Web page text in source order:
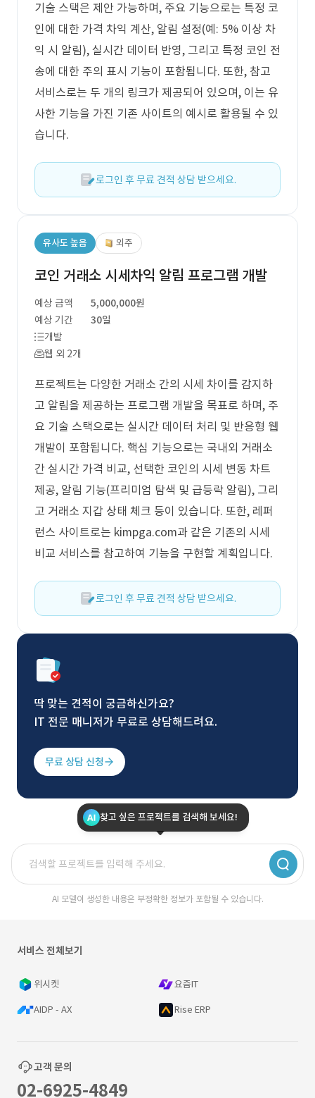
기술 스택은 제안 가능하며, 주요 기능으로는 특정 코
인에 대한 가격 차익 계산, 알림 설정(예: 5% 이상 차
익 시 알림), 실시간 데이터 반영, 그리고 특정 코인 전
송에 대한 주의 표시 기능이 포함됩니다. 또한, 참고
서비스로는 두 개의 링크가 제공되어 있으며, 이는 유
사한 기능을 가진 기존 사이트의 예시로 활용될 수 있
습니다.
로그인 후 무료 견적 상담 받으세요.
유사도 높음 외주
코인 거래소 시세차익 알림 프로그램 개발
예상 금액
5,000,000원
예상 기간
30일
개발
웹 외 2개
프로젝트는 다양한 거래소 간의 시세 차이를 감지하
고 알림을 제공하는 프로그램 개발을 목표로 하며, 주
요 기술 스택으로는 실시간 데이터 처리 및 반응형 웹
개발이 포함됩니다. 핵심 기능으로는 국내외 거래소
간 실시간 가격 비교, 선택한 코인의 시세 변동 차트
제공, 알림 기능(프리미엄 탐색 및 급등락 알림), 그리
고 거래소 지갑 상태 체크 등이 있습니다. 또한, 레퍼
런스 사이트로는 kimpga.com과 같은 기존의 시세
비교 서비스를 참고하여 기능을 구현할 계획입니다.
로그인 후 무료 견적 상담 받으세요.
딱 맞는 견적이 궁금하신가요?
IT 전문 매니저가 무료로 상담해드려요.
무료 상담 신청
찾고 싶은 프로젝트를 검색해 보세요!
AI 모델이 생성한 내용은 부정확한 정보가 포함될 수 있습니다.
서비스 전체보기
위시켓 요즘IT
AIDP - AX Rise ERP
고객 문의
02-6925-4849